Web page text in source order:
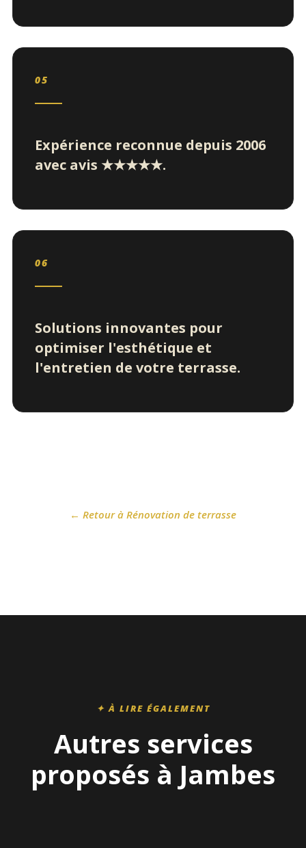
05
Expérience reconnue depuis 2006
avec avis ★★★★★.
06
Solutions innovantes pour
optimiser l'esthétique et
l'entretien de votre terrasse.
← Retour à Rénovation de terrasse
✦ À LIRE ÉGALEMENT
Autres services
proposés à Jambes